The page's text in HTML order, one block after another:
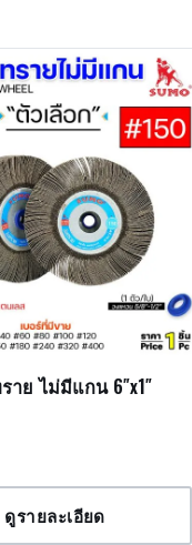
ราย ไม่มีแกน 6″x1″
ดูรายละเอียด